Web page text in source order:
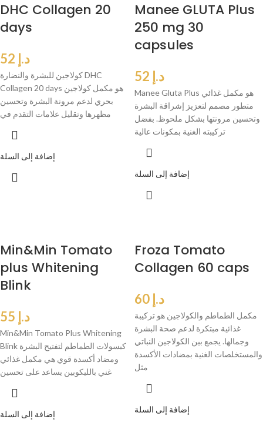
DHC Collagen 20
days
د.إ
كولاجين للبشرة والنضارة DHC
Collagen 20 days هو مكمل كولاجين
بحري لدعم مرونة البشرة وتحسين
مظهرها وتقليل علامات التقدم في
إضافة إلى السلة
Manee GLUTA Plus
250 mg 30
capsules
د.إ
Manee Gluta Plus هو مكمل غذائي
متطور مصمم لتعزيز إشراقة البشرة
وتحسين مرونتها بشكل ملحوظ. بفضل
تركيبته الغنية بمكونات عالية
إضافة إلى السلة
Min&Min Tomato
plus Whitening
Blink
د.إ
Min&Min Tomato Plus Whitening
Blink كبسولات الطماطم لتفتيح البشرة
ومضاد أكسدة قوي هي مكمل غذائي
غني بالليكوبين يساعد على تحسين
إضافة إلى السلة
Froza Tomato
Collagen 60 caps
د.إ
مكمل الطماطم والكولاجين هو تركيبة
غذائية مبتكرة لدعم صحة البشرة
وجمالها. يجمع بين الكولاجين النباتي
والمستخلصات الغنية بمضادات الأكسدة
مثل
إضافة إلى السلة